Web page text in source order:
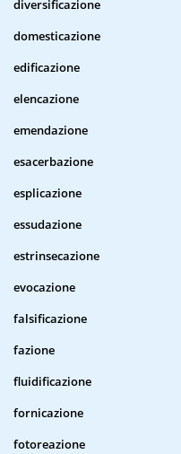
diversificazione
domesticazione
edificazione
elencazione
emendazione
esacerbazione
esplicazione
essudazione
estrinsecazione
evocazione
falsificazione
fazione
fluidificazione
fornicazione
fotoreazione